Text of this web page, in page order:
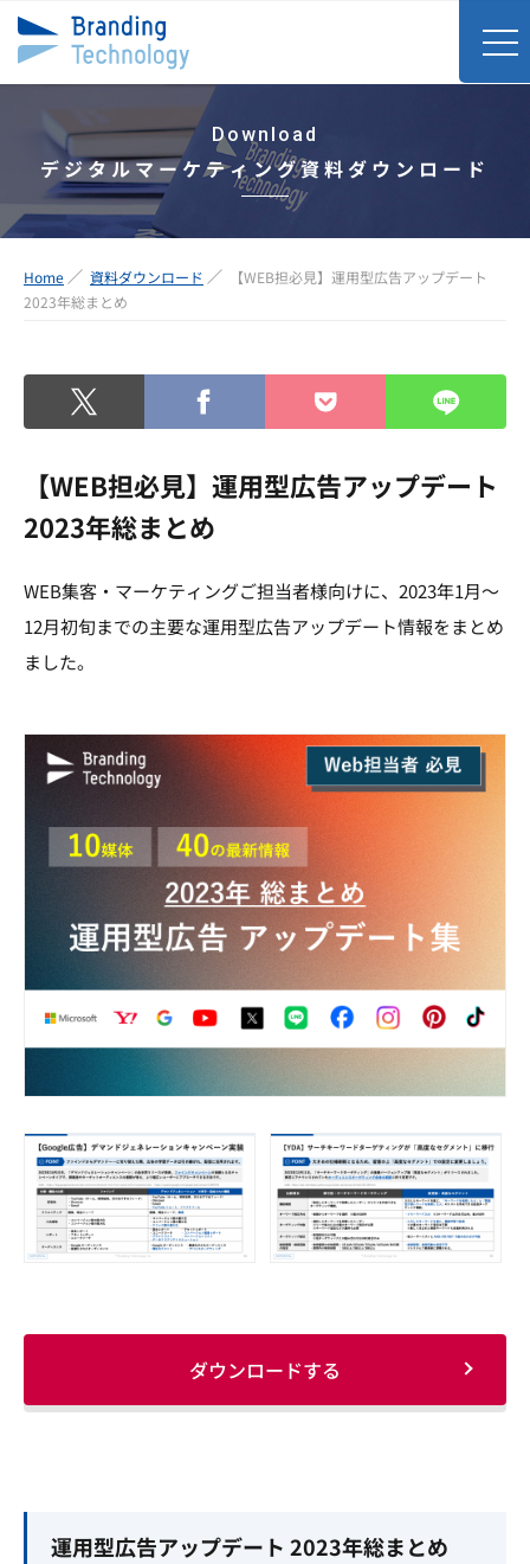
Download
デジタルマーケティング資料ダウンロード
Home 資料ダウンロード
【WEB担必見】運用型広告アップデート
2023年総まとめ
【WEB担必見】運用型広告アップデート
2023年総まとめ
WEB集客・マーケティングご担当者様向けに、2023年1月～
12月初旬までの主要な運用型広告アップデート情報をまとめ
ました。
ダウンロードする
運用型広告アップデート 2023年総まとめ